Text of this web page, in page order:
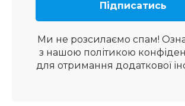
Ми не розсилаємо спам!
з нашою політикою
для отримання додаткової